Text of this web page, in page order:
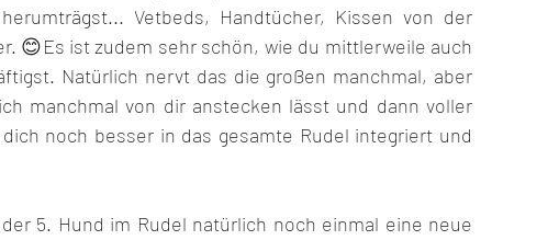
Vetbeds, Handtücher, Kissen von der
😊Es ist zudem sehr schön, wie du mittlerweile auch
Natürlich nervt das die großen manchmal, aber
manchmal von dir anstecken lässt und dann voller
noch besser in das gesamte Rudel integriert und
5. Hund im Rudel natürlich noch einmal eine neue